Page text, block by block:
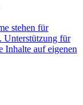
stehen für
Unterstützung für
Inhalte auf eigenen